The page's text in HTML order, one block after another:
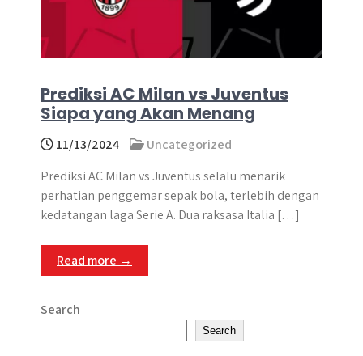
Prediksi AC Milan vs Juventus
Siapa yang Akan Menang
11/13/2024
Uncategorized
Prediksi AC Milan vs Juventus selalu menarik
perhatian penggemar sepak bola, terlebih dengan
kedatangan laga Serie A. Dua raksasa Italia […]
Read more →
Search
Search